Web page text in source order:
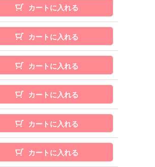
カートに入れる
カートに入れる
カートに入れる
カートに入れる
カートに入れる
カートに入れる